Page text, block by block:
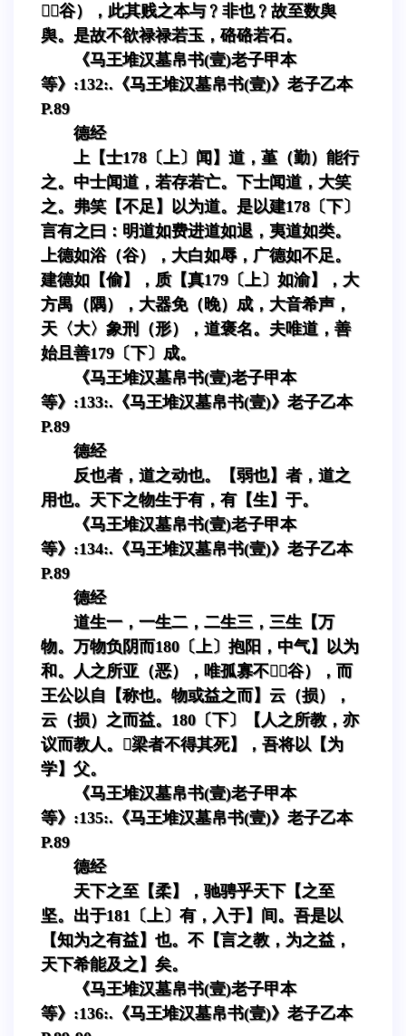
（谷），此其贱之本与﹖非也﹖故至数舆
舆。是故不欲禄禄若玉，硌硌若石。
《马王堆汉墓帛书(壹)老子甲本
等》:132:.《马王堆汉墓帛书(壹)》老子乙本
P.89
德经
上【士178〔上〕闻】道，堇（勤）能行
之。中士闻道，若存若亡。下士闻道，大笑
之。弗笑【不足】以为道。是以建178〔下〕
言有之曰：明道如费进道如退，夷道如类。
上德如浴（谷），大白如辱，广德如不足。
建德如【偷】，质【真179〔上〕如渝】，大
方禺（隅），大器免（晚）成，大音希声，
天〈大〉象刑（形），道褒名。夫唯道，善
始且善179〔下〕成。
《马王堆汉墓帛书(壹)老子甲本
等》:133:.《马王堆汉墓帛书(壹)》老子乙本
P.89
德经
反也者，道之动也。【弱也】者，道之
用也。天下之物生于有，有【生】于。
《马王堆汉墓帛书(壹)老子甲本
等》:134:.《马王堆汉墓帛书(壹)》老子乙本
P.89
德经
道生一，一生二，二生三，三生【万
物。万物负阴而180〔上〕抱阳，中气】以为
和。人之所亚（恶），唯孤寡不（谷），而
王公以自【称也。物或益之而】云（损），
云（损）之而益。180〔下〕【人之所教，亦
议而教人。梁者不得其死】，吾将以【为
学】父。
《马王堆汉墓帛书(壹)老子甲本
等》:135:.《马王堆汉墓帛书(壹)》老子乙本
P.89
德经
天下之至【柔】，驰骋乎天下【之至
坚。出于181〔上〕有，入于】间。吾是以
【知为之有益】也。不【言之教，为之益，
天下希能及之】矣。
《马王堆汉墓帛书(壹)老子甲本
等》:136:.《马王堆汉墓帛书(壹)》老子乙本